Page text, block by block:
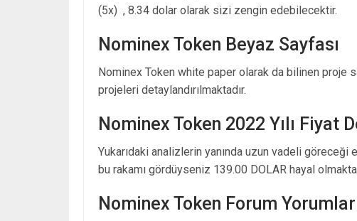
(5x) , 8.34 dolar olarak sizi zengin edebilecektir.
Nominex Token Beyaz Sayfası
Nominex Token white paper olarak da bilinen proje
projeleri detaylandırılmaktadır.
Nominex Token 2022 Yılı Fiyat
Yukarıdaki analizlerin yanında uzun vadeli göreceği
bu rakamı gördüyseniz 139.00 DOLAR hayal
Nominex Token Forum